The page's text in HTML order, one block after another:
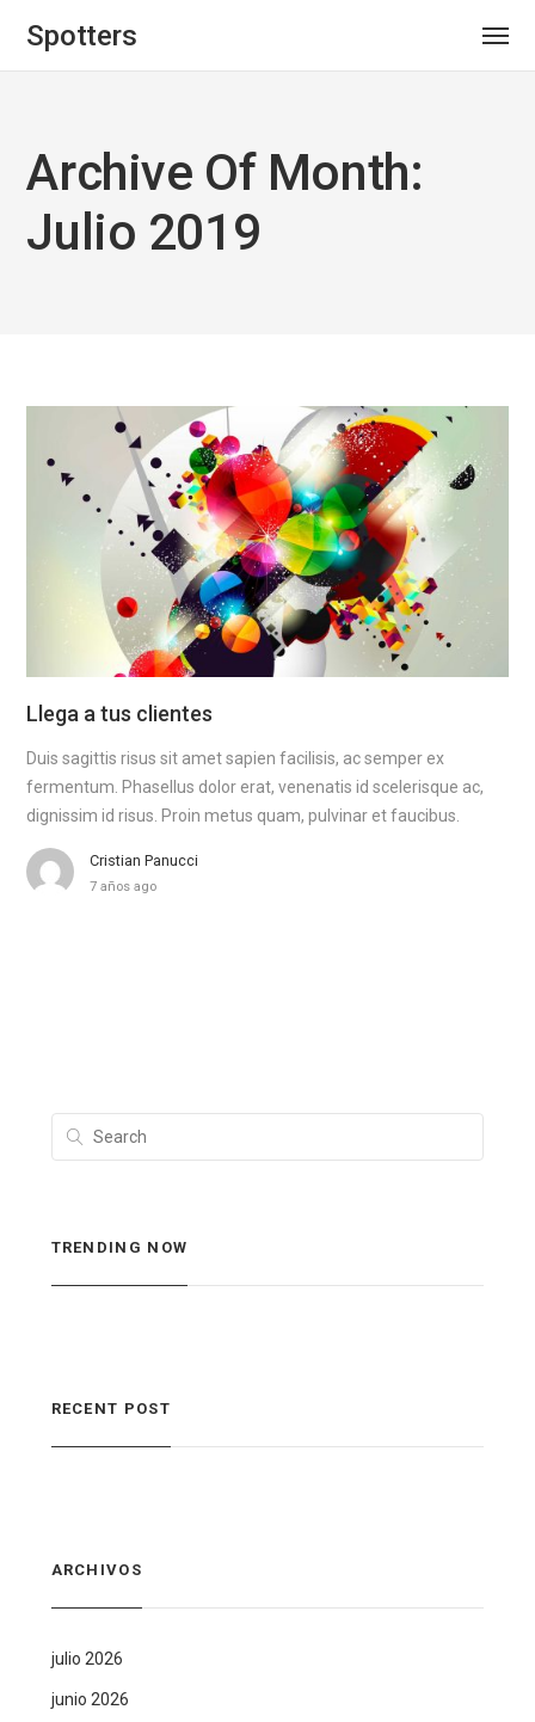
Spotters
Archive Of Month:
Julio 2019
Llega a tus clientes
Duis sagittis risus sit amet sapien facilisis, ac semper ex
fermentum. Phasellus dolor erat, venenatis id scelerisque ac,
dignissim id risus. Proin metus quam, pulvinar et faucibus.
Cristian Panucci
7 años ago
TRENDING NOW
RECENT POST
ARCHIVOS
julio 2026
junio 2026